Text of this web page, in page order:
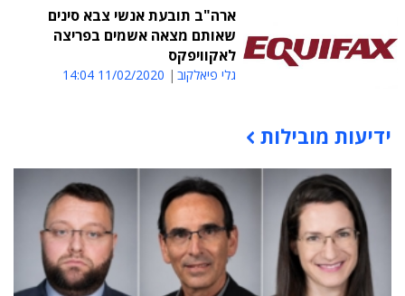
ארה"ב תובעת אנשי צבא סינים
שאותם מצאה אשמים בפריצה
לאקוויפקס
גלי פיאלקוב 11/02/2020 14:04
תוכן פרסומי
ידיעות מובילות